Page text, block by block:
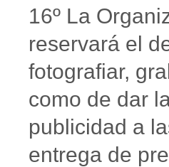
16º La
reservará el
fotografiar,
como de dar
publicidad a
entrega de